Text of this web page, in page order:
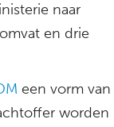
naar
en drie
een vorm van
worden